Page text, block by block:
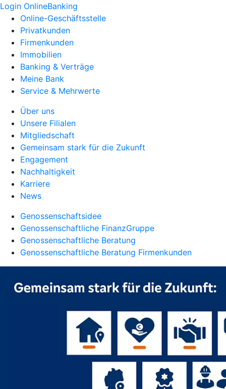
Login OnlineBanking
Online-Geschäftsstelle
Privatkunden
Firmenkunden
Immobilien
Banking & Verträge
Meine Bank
Service & Mehrwerte
Über uns
Unsere Filialen
Mitgliedschaft
Gemeinsam stark für die Zukunft
Engagement
Nachhaltigkeit
Karriere
News
Genossenschaftsidee
Genossenschaftliche FinanzGruppe
Genossenschaftliche Beratung
Genossenschaftliche Beratung Firmenkunden